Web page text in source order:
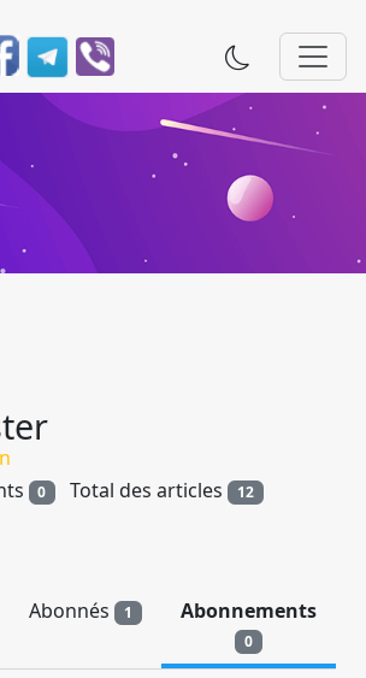
0 Total des articles 12
Abonnés 1 Abonnements
0